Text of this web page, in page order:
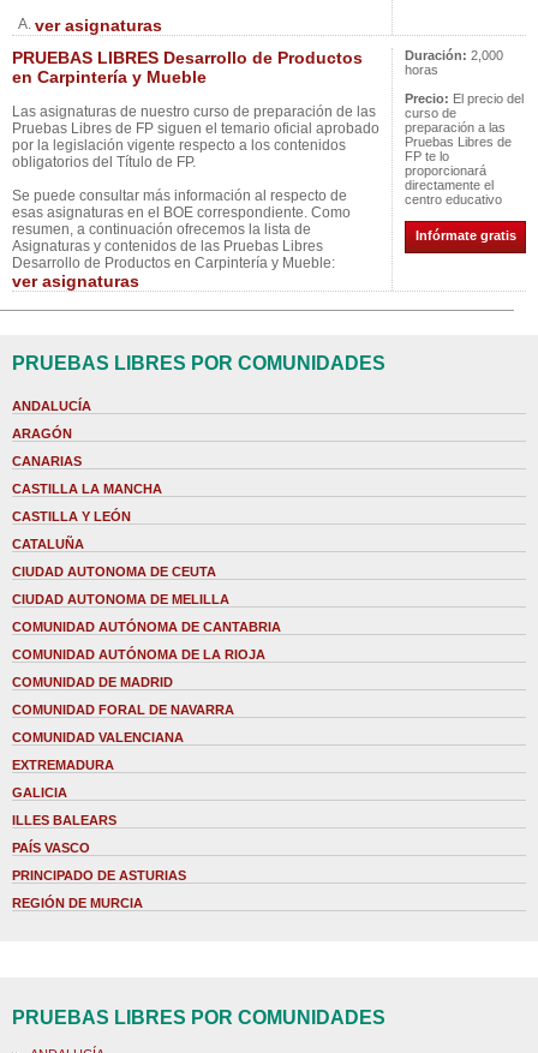
A. ver asignaturas
PRUEBAS LIBRES Desarrollo de Productos
en Carpintería y Mueble
Las asignaturas de nuestro curso de preparación de las
Pruebas Libres de FP siguen el temario oficial aprobado
por la legislación vigente respecto a los contenidos
obligatorios del Título de FP.
Se puede consultar más información al respecto de
esas asignaturas en el BOE correspondiente. Como
resumen, a continuación ofrecemos la lista de
Asignaturas y contenidos de las Pruebas Libres
Desarrollo de Productos en Carpintería y Mueble:
ver asignaturas
Duración: 2,000
horas
Precio: El precio del
curso de
preparación a las
Pruebas Libres de
FP te lo
proporcionará
directamente el
centro educativo
Infórmate gratis
PRUEBAS LIBRES POR COMUNIDADES
ANDALUCÍA
ARAGÓN
CANARIAS
CASTILLA LA MANCHA
CASTILLA Y LEÓN
CATALUÑA
CIUDAD AUTONOMA DE CEUTA
CIUDAD AUTONOMA DE MELILLA
COMUNIDAD AUTÓNOMA DE CANTABRIA
COMUNIDAD AUTÓNOMA DE LA RIOJA
COMUNIDAD DE MADRID
COMUNIDAD FORAL DE NAVARRA
COMUNIDAD VALENCIANA
EXTREMADURA
GALICIA
ILLES BALEARS
PAÍS VASCO
PRINCIPADO DE ASTURIAS
REGIÓN DE MURCIA
PRUEBAS LIBRES POR COMUNIDADES